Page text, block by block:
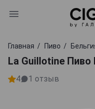
Главная Пиво
La Guillotine Пиво
4 1 отзыв